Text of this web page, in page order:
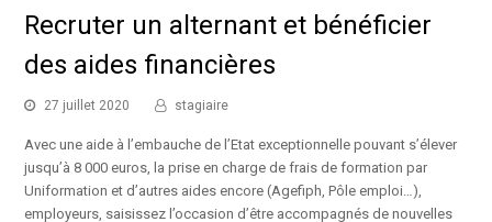
Recruter un alternant et bénéficier
des aides financières
27 juillet 2020 stagiaire
Avec une aide à l’embauche de l’Etat exceptionnelle pouvant s’élever
jusqu’à 8 000 euros, la prise en charge de frais de formation par
Uniformation et d’autres aides encore (Agefiph, Pôle emploi…),
employeurs, saisissez l’occasion d’être accompagnés de nouvelles